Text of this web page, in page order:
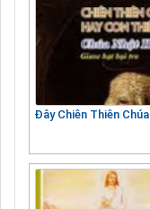
Đây Chiên Thiên Chúa